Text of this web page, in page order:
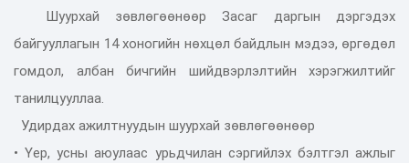
Шуурхай зөвлөгөөнөөр Засаг даргын дэргэдэх
байгууллагын 14 хоногийн нөхцөл байдлын мэдээ, өргөдөл
гомдол, албан бичгийн шийдвэрлэлтийн хэрэгжилтийг
танилцууллаа.
Удирдах ажилтнуудын шуурхай зөвлөгөөнөөр
• Үер, усны аюулаас урьдчилан сэргийлэх бэлтгэл ажлыг